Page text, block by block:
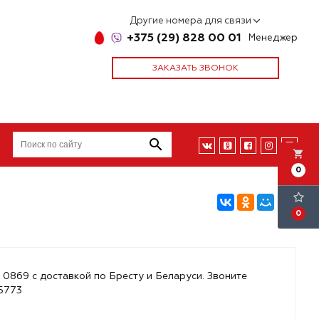
Другие номера для связи
+375 (29) 828 00 01 Менеджер
ЗАКАЗАТЬ ЗВОНОК
local_grocery_store
0
0
с доставкой по Бресту и Беларуси. Звоните